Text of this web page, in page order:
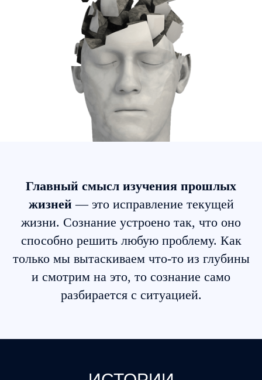
Главный смысл изучения прошлых
жизней — это исправление текущей
жизни. Сознание устроено так, что оно
способно решить любую проблему. Как
только мы вытаскиваем что-то из глубины
и смотрим на это, то сознание само
разбирается с ситуацией.